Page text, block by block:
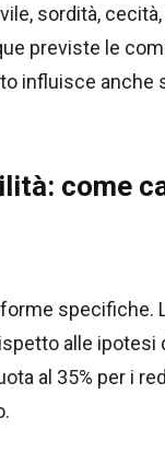
sordità,
previste le
influisce anche
come
specifiche.
alle
al 35% per i